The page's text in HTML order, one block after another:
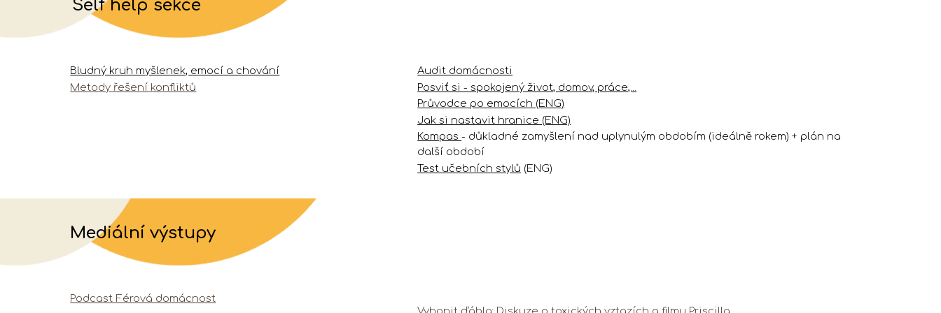
Self help sekce
Bludný kruh myšlenek, emocí a chování
Metody řešení konfliktů
Audit domácnosti
Posviť si - spokojený život, domov, práce,...
Průvodce po emocích (ENG)
Jak si nastavit hranice (ENG)
Kompas- důkladné zamyšlení nad uplynulým obdobím (ideálně rokem) + plán na
další období
Test učebních stylů (ENG)
Mediální výstupy
Podcast Férová domácnost